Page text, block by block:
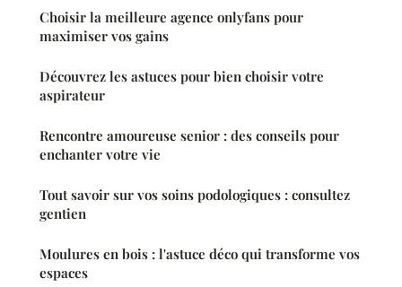
Choisir la meilleure agence onlyfans pour
maximiser vos gains
Découvrez les astuces pour bien choisir votre
aspirateur
Rencontre amoureuse senior : des conseils pour
enchanter votre vie
Tout savoir sur vos soins podologiques : consultez
gentien
Moulures en bois : l'astuce déco qui transforme vos
espaces